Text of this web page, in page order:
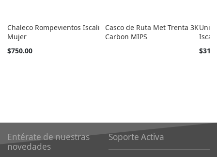
Chaleco Rompevientos Iscali
Mujer
Tan
$750.00
Casco de Ruta Met Trenta 3K
Carbon MIPS
Entérate de nuestras
novedades
Soporte Activa